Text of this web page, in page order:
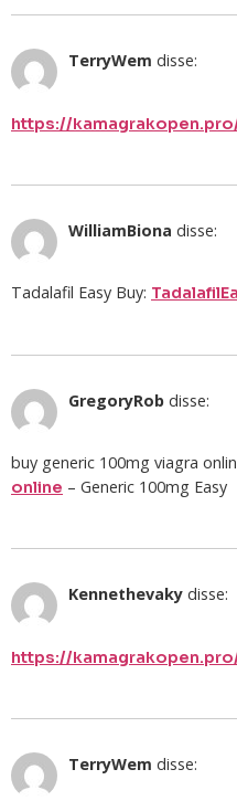
TerryWem disse:
https://
WilliamBiona disse:
Tadalafil Easy Buy:
GregoryRob disse:
buy generic 100mg viagra
online – Generic 100mg Easy
Kennethevaky disse:
https://
TerryWem disse: